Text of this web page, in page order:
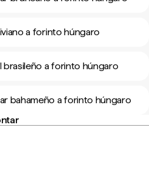
a forinto húngaro
brasileño a forinto húngaro
bahameño a forinto húngaro